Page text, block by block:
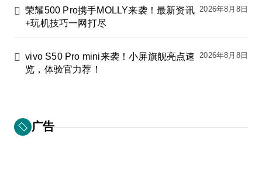
荣耀500 Pro携手MOLLY来袭！最新资讯
+玩机技巧一网打尽
2026年8月8日
vivo S50 Pro mini来袭！小屏旗舰亮点速
览，体验官力荐！
2026年8月8日
广告